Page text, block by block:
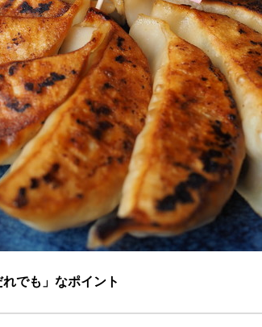
でも」なポイント